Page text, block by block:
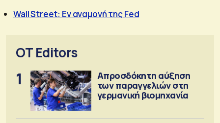
Wall Street: Εν αναμονή της Fed
OT Editors
1
Απροσδόκητη αύξηση
των παραγγελιών στη
γερμανική βιομηχανία